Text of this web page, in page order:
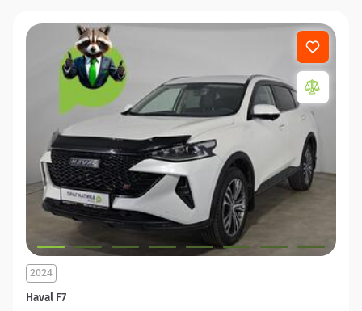
Haval F7
2024